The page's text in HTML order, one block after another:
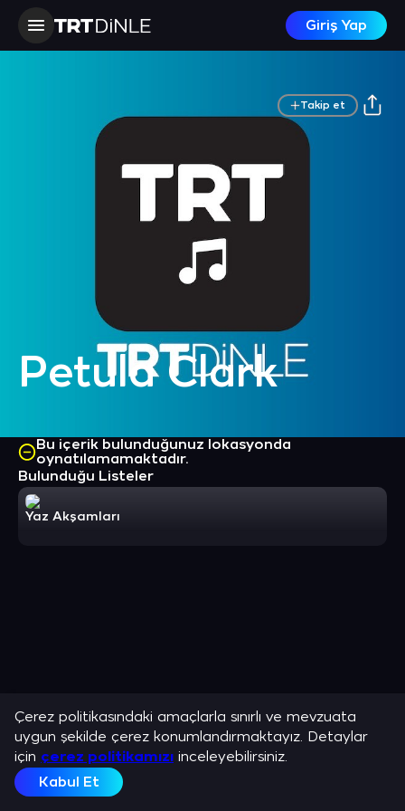
Giriş Yap
Petula Clark
Takip et
Bu içerik bulunduğunuz lokasyonda
oynatılamamaktadır.
Bulunduğu Listeler
Yaz Akşamları
Çerez politikasındaki amaçlarla sınırlı ve mevzuata
uygun şekilde çerez konumlandırmaktayız. Detaylar
için çerez politikamızı inceleyebilirsiniz.
Kabul Et